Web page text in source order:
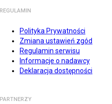
REGULAMIN
Polityka Prywatności
Zmiana ustawień zgód
Regulamin serwisu
Informacje o nadawcy
Deklaracja dostępności
PARTNERZY